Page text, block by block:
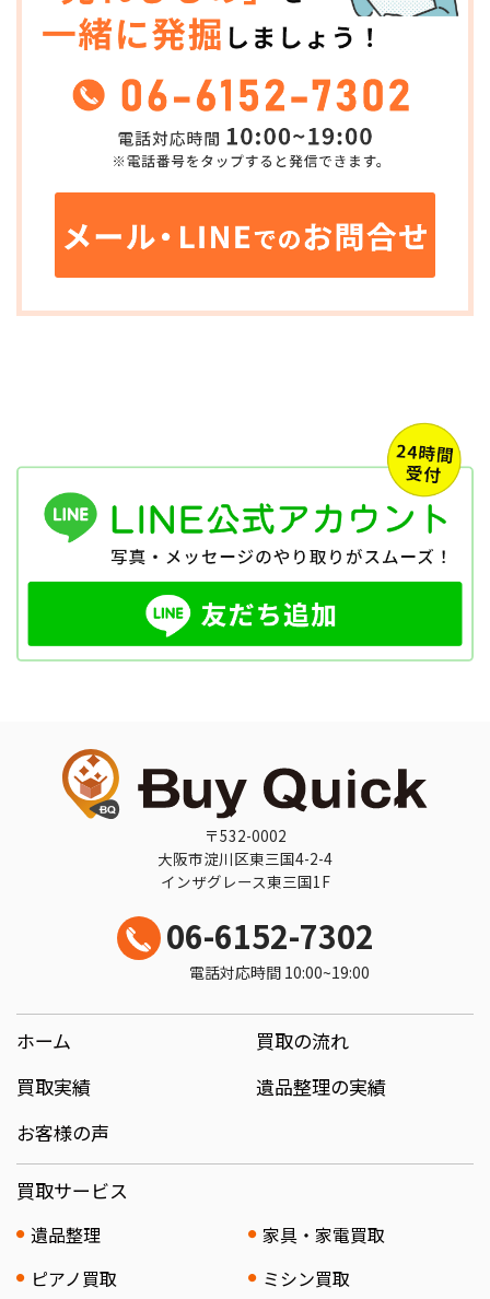
〒532-0002
大阪市淀川区東三国4-2-4
インザグレース東三国1F
06-6152-7302
電話対応時間 10:00~19:00
ホーム
買取の流れ
買取実績
遺品整理の実績
お客様の声
買取サービス
遺品整理
家具・家電買取
ピアノ買取
ミシン買取